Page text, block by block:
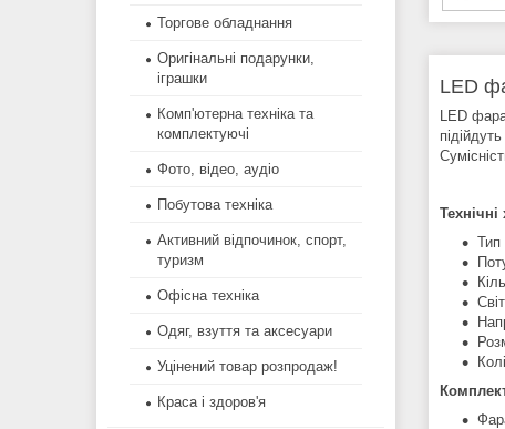
LED
LED
Тип
Торгове обладнання
Оригінальні подарунки,
іграшки
Комп'ютерна техніка та
комплектуючі
Фото, відео, аудіо
Побутова техніка
Активний відпочинок, спорт,
туризм
Офісна техніка
Одяг, взуття та аксесуари
Уцінений товар розпродаж!
Краса і здоров'я